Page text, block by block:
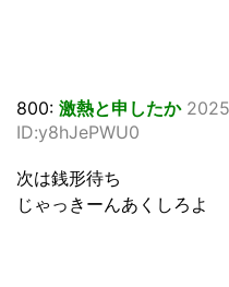
800: 激熱と申したか
ID:y8hJePWU0
次は銭形待ち
じゃっきーんあくしろよ